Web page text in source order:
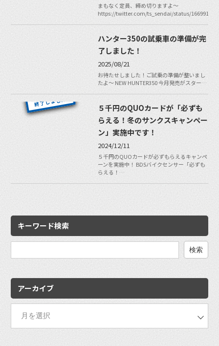
まもなく定員、締め切りますよ〜
https://twitter.com/ts_sendai/status/
ハンター350の試乗車の準備が完
了しました！
2025/08/21
お待たせしました！ご試乗の準備が整いまし
たよ〜 NEW HUNTER350 今月発売がスター…
５千円のQUOカードが「必ずも
らえる！冬のサンクスキャンペー
ン」実施中です！
2024/12/11
５千円のQUOカードが必ずもらえるキャンペ
ーンを実施中！ BDSバイクセンサー「必ずも
らえる！…
キーワード検索
アーカイブ